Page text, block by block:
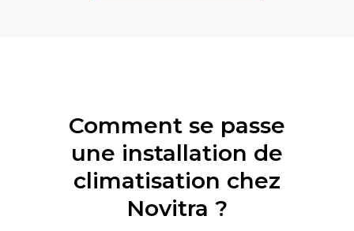
Comment se passe
une installation de
climatisation chez
Novitra ?